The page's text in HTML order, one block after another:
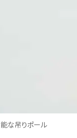
な吊りポール